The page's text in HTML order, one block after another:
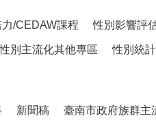
/CEDAW課程 性別影響評
性別主流化其他專區 性別統
新聞稿 臺南市政府族群主